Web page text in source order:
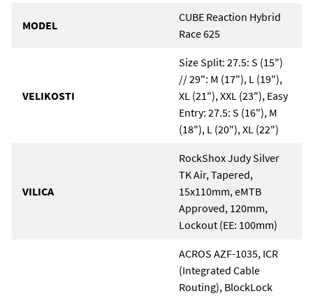
MODEL
CUBE Reaction Hybrid
Race 625
VELIKOSTI
Size Split: 27.5: S (15")
// 29": M (17"), L (19"),
XL (21"), XXL (23"), Easy
Entry: 27.5: S (16"), M
(18"), L (20"), XL (22")
VILICA
RockShox Judy Silver
TK Air, Tapered,
15x110mm, eMTB
Approved, 120mm,
Lockout (EE: 100mm)
ACROS AZF-1035, ICR
(Integrated Cable
Routing), BlockLock